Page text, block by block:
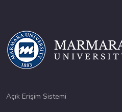
Açık Erişim Sistemi